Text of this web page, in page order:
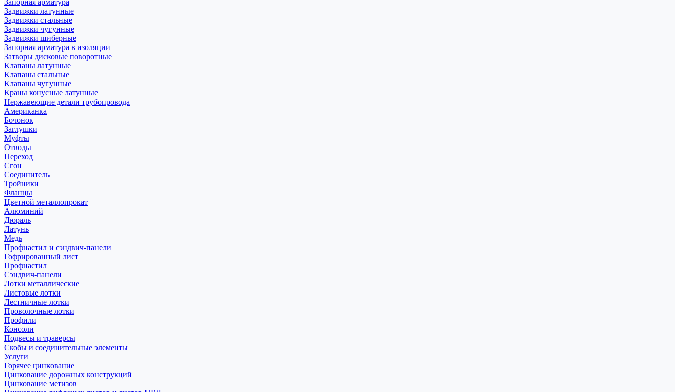
Запорная арматура
Задвижки латунные
Задвижки стальные
Задвижки чугунные
Задвижки шиберные
Запорная арматура в изоляции
Затворы дисковые поворотные
Клапаны латунные
Клапаны стальные
Клапаны чугунные
Краны конусные латунные
Нержавеющие детали трубопровода
Американка
Бочонок
Заглушки
Муфты
Отводы
Переход
Сгон
Соединитель
Тройники
Фланцы
Цветной металлопрокат
Алюминий
Дюраль
Латунь
Медь
Профнастил и сэндвич-панели
Гофрированный лист
Профнастил
Сэндвич-панели
Лотки металлические
Листовые лотки
Лестничные лотки
Проволочные лотки
Профили
Консоли
Подвесы и траверсы
Скобы и соединительные элементы
Услуги
Горячее цинкование
Цинкование дорожных конструкций
Цинкование метизов